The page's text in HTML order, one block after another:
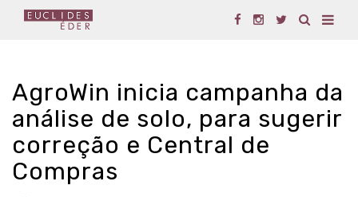
AgroWin inicia campanha da
análise de solo, para sugerir
correção e Central de
Compras